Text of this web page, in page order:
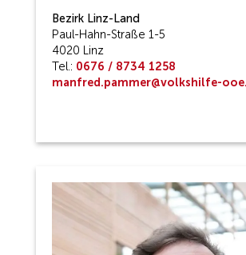
Bezirk Linz-Land
Paul-Hahn-Straße 1-5
4020 Linz
Tel.: 0676 / 8734 1258
manfred.pammer@volkshilfe-